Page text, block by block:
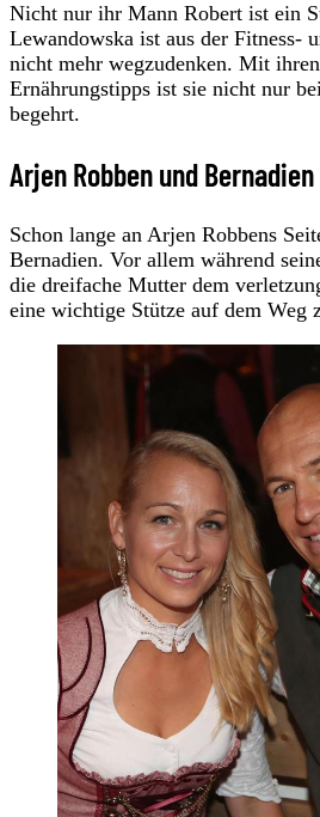
Nicht nur ihr Mann Robert ist ein
Lewandowska ist aus der Fitness-
nicht mehr wegzudenken. Mit
Ernährungstipps ist sie nicht nur
begehrt.
Arjen Robben und
Schon lange an Arjen Robbens
Bernadien. Vor allem während
die dreifache Mutter dem
eine wichtige Stütze auf dem Weg